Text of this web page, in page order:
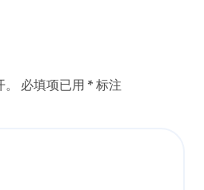
必填项已用 * 标注